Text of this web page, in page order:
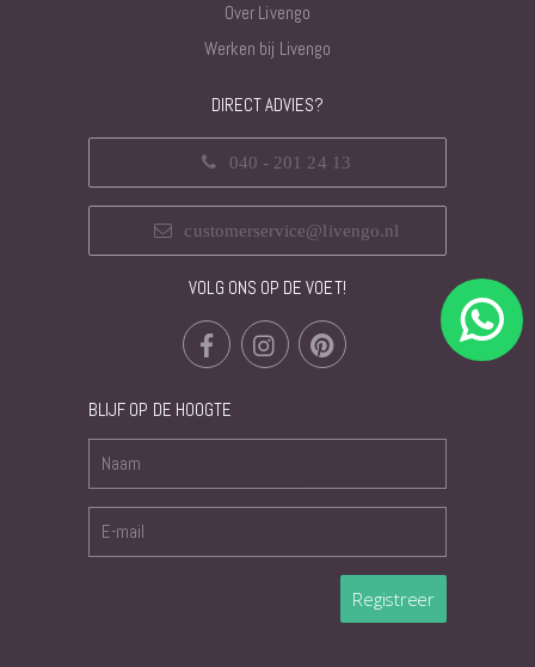
Over Livengo
Werken bij Livengo
DIRECT ADVIES?
040 - 201 24 13
customerservice@livengo.nl
VOLG ONS OP DE VOET!
BLIJF OP DE HOOGTE
Registreer